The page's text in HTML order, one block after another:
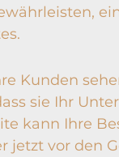
Kunden
sie Ihr
kann Ihre
jetzt vor den